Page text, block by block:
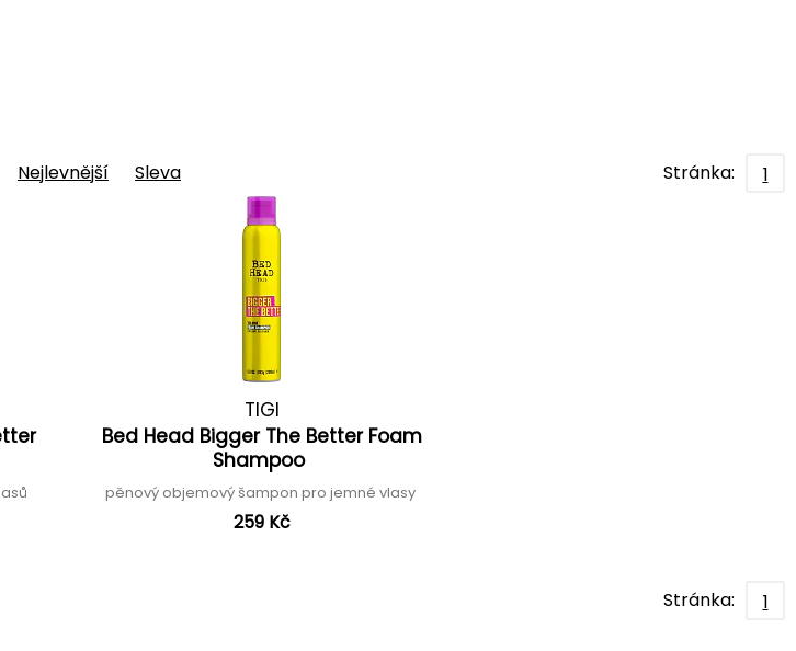
Nejlevnější Sleva Stránka: 1
TIGI
Bed Head Bigger The Better Foam
Shampoo
pěnový objemový šampon pro jemné vlasy
259 Kč
Stránka: 1